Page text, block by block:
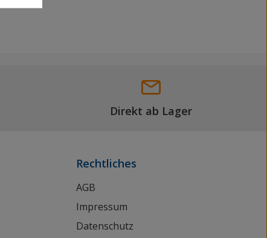
Direkt ab Lager
Rechtliches
AGB
Impressum
Datenschutz